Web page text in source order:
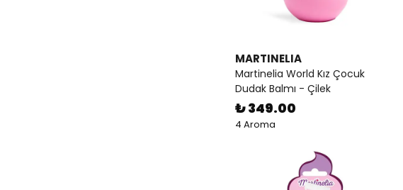
MARTINELIA
Martinelia World Kız Çocuk
Dudak Balmı - Çilek
₺ 349.00
4 Aroma